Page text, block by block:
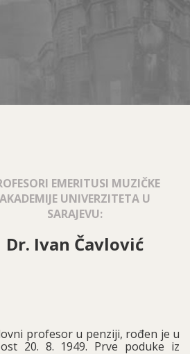
EMERITUSI MUZIČKE
AKADEMIJE UNIVERZITETA U
SARAJEVU:
Dr. Ivan Čavlović
profesor u penziji, rođen je u
20. 8. 1949. Prve poduke iz